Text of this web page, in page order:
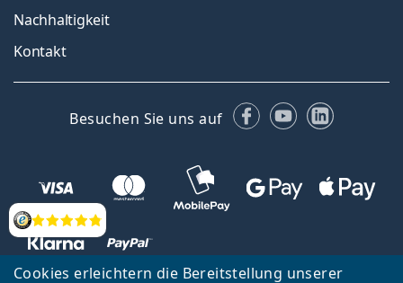
Cookies erleichtern die Bereitstellung unserer
Bewertung
Nachhaltigkeit
Kontakt
Besuchen Sie uns auf Facebook
YouTubeLinkedIn